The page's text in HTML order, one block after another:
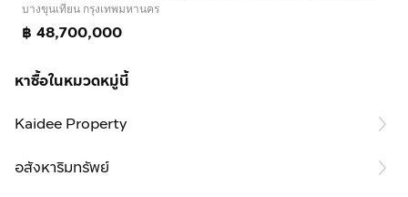
บางขุนเทียน กรุงเทพมหานคร
฿ 48,700,000
หาซื้อในหมวดหมู่นี้
Kaidee Property
อสังหาริมทรัพย์